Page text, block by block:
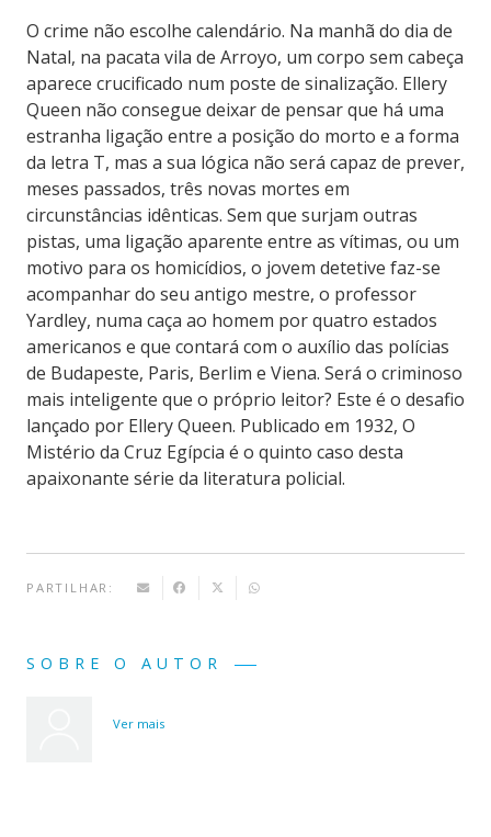
O crime não escolhe calendário. Na manhã do dia de
Natal, na pacata vila de Arroyo, um corpo sem cabeça
aparece crucificado num poste de sinalização. Ellery
Queen não consegue deixar de pensar que há uma
estranha ligação entre a posição do morto e a forma
da letra T, mas a sua lógica não será capaz de prever,
meses passados, três novas mortes em
circunstâncias idênticas. Sem que surjam outras
pistas, uma ligação aparente entre as vítimas, ou um
motivo para os homicídios, o jovem detetive faz-se
acompanhar do seu antigo mestre, o professor
Yardley, numa caça ao homem por quatro estados
americanos e que contará com o auxílio das polícias
de Budapeste, Paris, Berlim e Viena. Será o criminoso
mais inteligente que o próprio leitor? Este é o desafio
lançado por Ellery Queen. Publicado em 1932, O
Mistério da Cruz Egípcia é o quinto caso desta
apaixonante série da literatura policial.
PARTILHAR:
SOBRE O AUTOR
Ver mais